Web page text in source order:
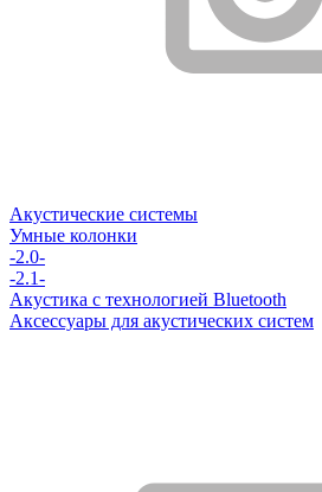
Акустические системы
Умные колонки
-2.0-
-2.1-
Акустика с технологией Bluetooth
Аксессуары для акустических систем